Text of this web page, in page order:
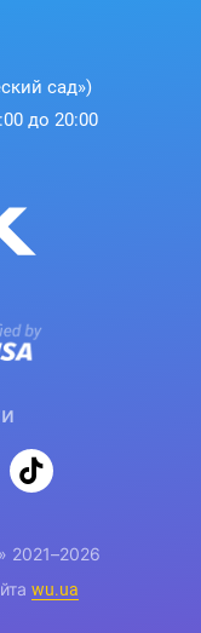
сад»)
до 20:00
2021–2026
wu.ua